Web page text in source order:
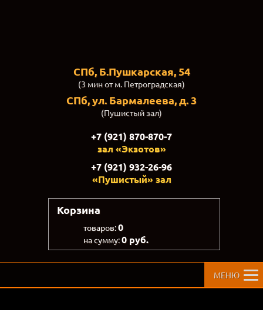
СПб, Б.Пушкарская, 54
(3 мин от м. Петроградская)
СПб, ул. Бармалеева, д. 3
(Пушистый зал)
+7 (921) 870-870-7
зал «Экзотов»
+7 (921) 932-26-96
«Пушистый» зал
Корзина
товаров:0
на сумму:0 руб.
МЕНЮ